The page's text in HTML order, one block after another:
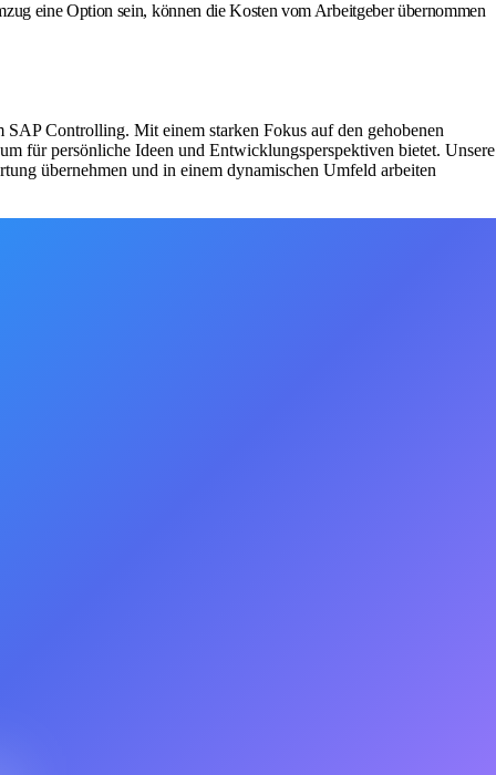
eine Option sein, können die Kosten vom Arbeitgeber übernommen
Controlling. Mit einem starken Fokus auf den gehobenen
für persönliche Ideen und Entwicklungsperspektiven bietet. Unsere
übernehmen und in einem dynamischen Umfeld arbeiten